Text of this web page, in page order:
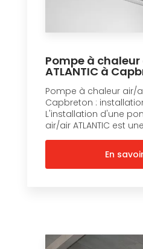
Pompe à
ATLANTIC à
Pompe à chaleur air/
Capbreton :
L'installation d'une
air/air ATLANTIC est
En